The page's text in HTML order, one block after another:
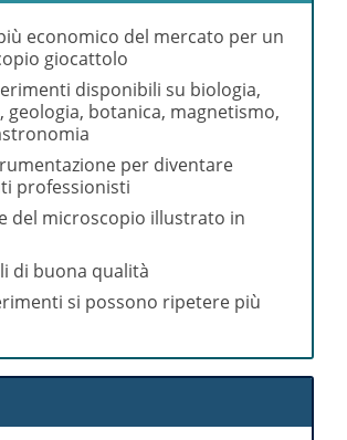
economico del mercato per un
giocattolo
disponibili su biologia,
geologia, botanica, magnetismo,
per diventare
professionisti
del microscopio illustrato in
di buona qualità
si possono ripetere più